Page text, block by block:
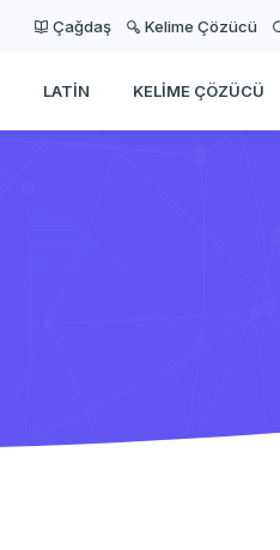
Çağdaş Kelime Çözücü
LATIN KELIME ÇÖZÜCÜ